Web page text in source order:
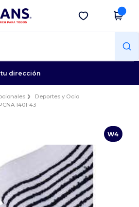
en app!
Descargar app
dirección
Deportes y Ocio
1401-43
W4